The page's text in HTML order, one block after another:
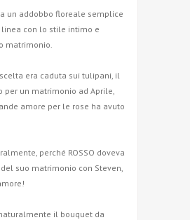
un addobbo floreale semplice
con lo stile intimo e
matrimonio.
era caduta sui tulipani, il
per un matrimonio ad Aprile,
amore per le rose ha avuto
perché ROSSO doveva
suo matrimonio con Steven,
il bouquet da